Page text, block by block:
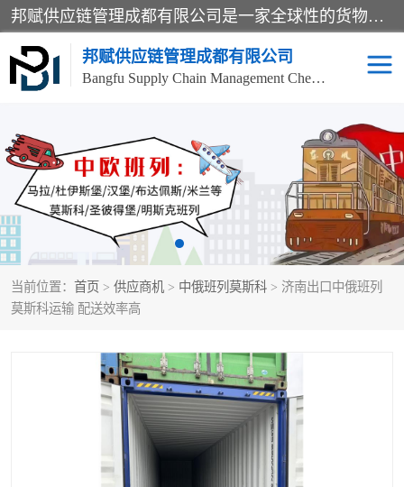
邦赋供应链管理成都有限公司是一家全球性的货物运输代理公司，主要从事：波兰中欧班列、德国中欧班列、出口莫斯科班列、中欧班列进口、蓉欧铁路、成都出口空运等业务，同时亦提供报关、报检、仓储、码头操作等服务。
邦赋供应链管理成都有限公司
Bangfu Supply Chain Management Chengdu Co.,LTD
当前位置： 首页 > 供应商机 > 中俄班列莫斯科 > 济南出口中俄班列
莫斯科运输 配送效率高
进出口门到门 成都中欧班列
国际汽运 国际空运
食品进口物流清关 南美海运
化妆品进口清关物流 国际海运
中俄铁路班列 中欧班列进口红酒啤酒
蓉欧班列进口机械设备 马来西亚物流